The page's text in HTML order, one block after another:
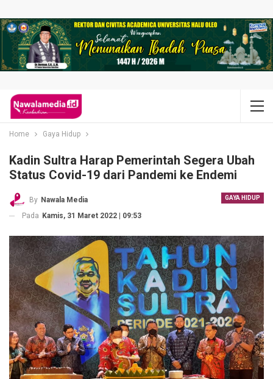
Home Gaya Hidup
Kadin Sultra Harap Pemerintah Segera Ubah
Status Covid-19 dari Pandemi ke Endemi
GAYA HIDUP
By Nawala Media
Pada Kamis, 31 Maret 2022 | 09:53